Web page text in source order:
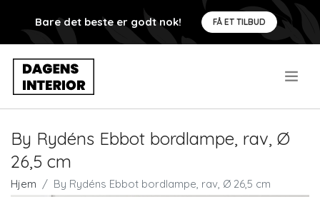
Bare det beste er godt nok! FÅ ET TILBUD
By Rydéns Ebbot bordlampe, rav, Ø
26,5 cm
Hjem By Rydéns Ebbot bordlampe, rav, Ø 26,5 cm